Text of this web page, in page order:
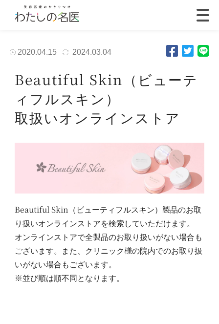
2020.04.15 2024.03.04
Beautiful Skin（ビューテ
ィフルスキン）
取扱いオンラインストア
Beautiful Skin（ビューティフルスキン）製品のお取
り扱いオンラインストアを検索していただけます。
オンラインストアで全製品のお取り扱いがない場合も
ございます。また、クリニック様の院内でのお取り扱
いがない場合もございます。
※並び順は順不同となります。